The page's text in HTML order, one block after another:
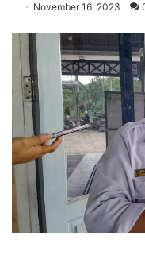
November 16, 2023